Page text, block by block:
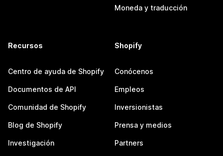
Moneda y traducción
Recursos
Centro de ayuda de Shopify
Documentos de API
Comunidad de Shopify
Blog de Shopify
Investigación
Shopify
Conócenos
Empleos
Inversionistas
Prensa y medios
Partners